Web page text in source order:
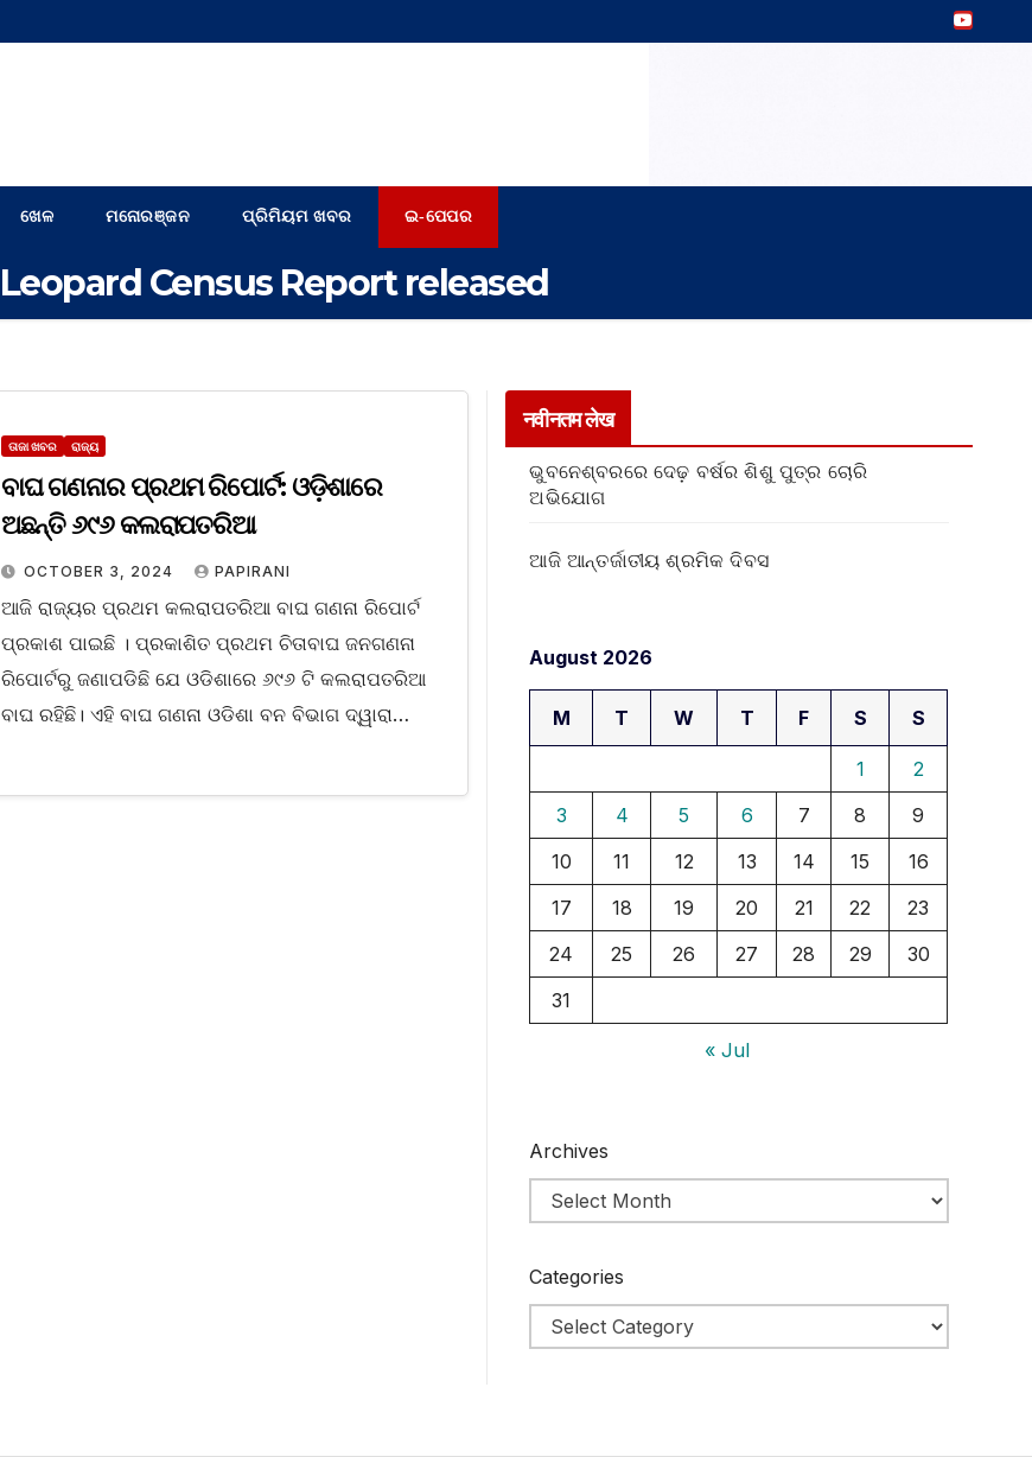
ଖେଳ ମନୋରଞ୍ଜନ ପ୍ରିମିୟମ ଖବର ଇ-ପେପର
Leopard Census Report released
ତାଜା ଖବର ରାଜ୍ୟ
ବାଘ ଗଣନାର ପ୍ରଥମ ରିପୋର୍ଟ: ଓଡ଼ିଶାରେ
ଅଛନ୍ତି ୬୯୬ କଲରାପତରିଆ
OCTOBER 3, 2024 PAPIRANI
ଆଜି ରାଜ୍ୟର ପ୍ରଥମ କଲରାପତରିଆ ବାଘ ଗଣନା ରିପୋର୍ଟ
ପ୍ରକାଶ ପାଇଛି । ପ୍ରକାଶିତ ପ୍ରଥମ ଚିତାବାଘ ଜନଗଣନା
ରିପୋର୍ଟରୁ ଜଣାପଡିଛି ଯେ ଓଡିଶାରେ ୬୯୬ ଟି କଲରାପତରିଆ
ବାଘ ରହିଛି। ଏହି ବାଘ ଗଣନା ଓଡିଶା ବନ ବିଭାଗ ଦ୍ୱାରା…
नवीनतम लेख
ଭୁବନେଶ୍ବରରେ ଦେଢ଼ ବର୍ଷର ଶିଶୁ ପୁତ୍ର ଚୋରି
ଅଭିଯୋଗ
ଆଜି ଆନ୍ତର୍ଜାତୀୟ ଶ୍ରମିକ ଦିବସ
August 2026
M T W T F S S
1
2
3
4 5 6 7 8
9
10
11 12 13 14 15
16
17
18 19 20 21 22
23
24
25 26 27 28 29
30
31
« Jul
Archives
Categories